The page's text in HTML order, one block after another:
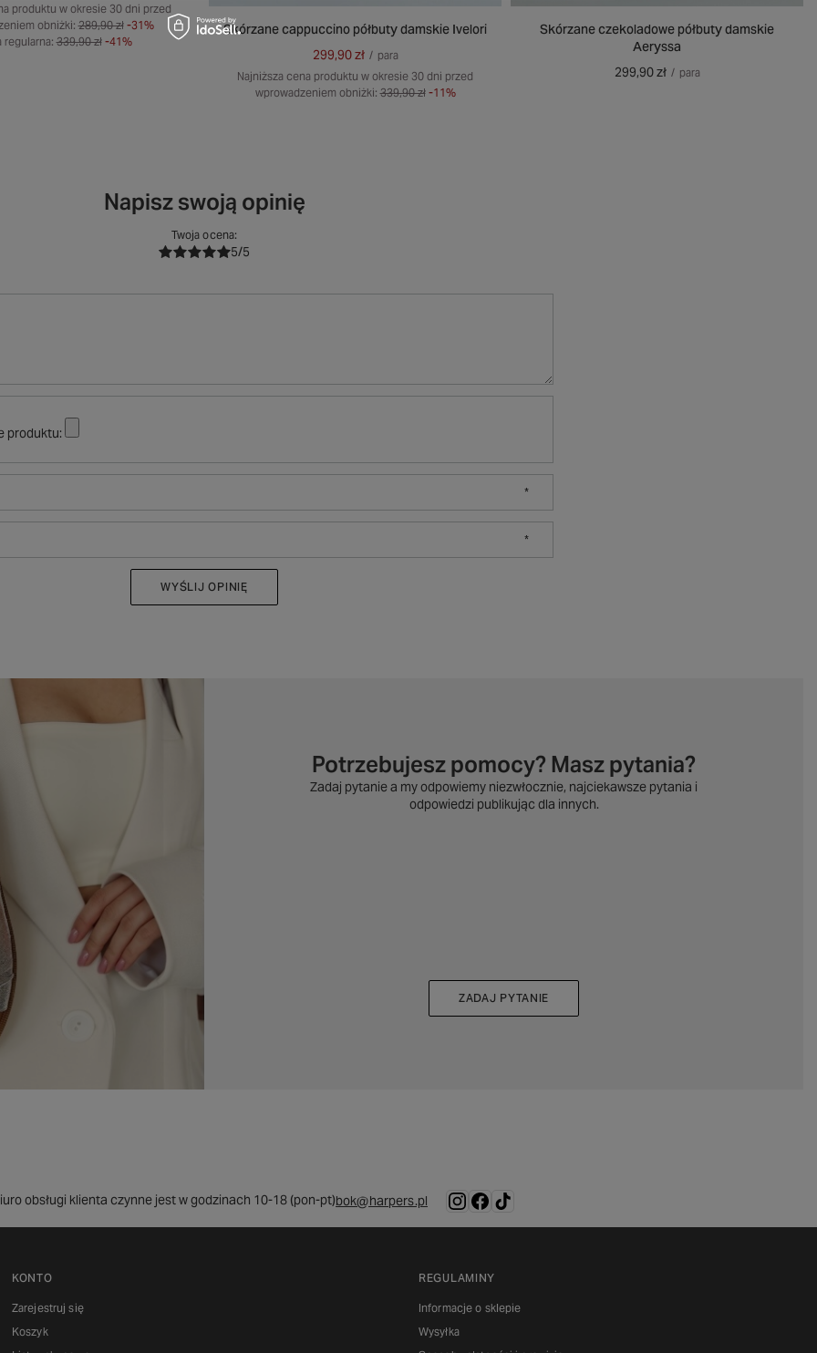
produktu w okresie 30 dni przed
obniżki:289,90 zł -31%
regularna:339,90 zł -41%
Skórzane cappuccino półbuty damskie Ivelori
299,90 zł / para
Najniższa cena produktu w okresie 30 dni przed
wprowadzeniem obniżki:339,90 zł -11%
Skórzane czekoladowe półbuty damskie
Aeryssa
299,90 zł / para
Napisz swoją opinię
Twoja ocena:
5/5
produktu:
WYŚLIJ OPINIĘ
Potrzebujesz pomocy? Masz pytania?
Zadaj pytanie a my odpowiemy niezwłocznie, najciekawsze pytania i
odpowiedzi publikując dla innych.
ZADAJ PYTANIE
obsługi klienta czynne jest w godzinach 10-18 (pon-pt)bok@harpers.pl
KONTO
Zarejestruj się
Koszyk
REGULAMINY
Informacje o sklepie
Wysyłka